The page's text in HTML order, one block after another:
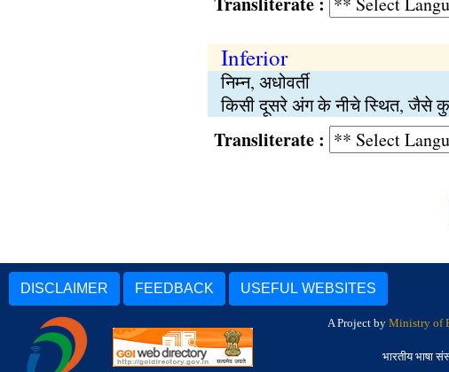
Inferior
निम्न, अधोवर्ती
किसी दूसरे अंग के नीचे स्थित, जैसे
Transliterate :
DISCLAIMER FEEDBACK USEFUL WEBSITES
A Project by Ministry of
भारतीय भाषा